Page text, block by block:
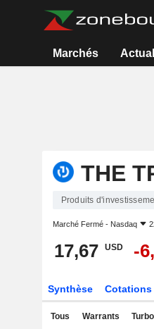
Marchés
THE
Produits
Marché Fermé - Nasdaq
17,67 USD -
Synthèse Cotations
Tous Warrants